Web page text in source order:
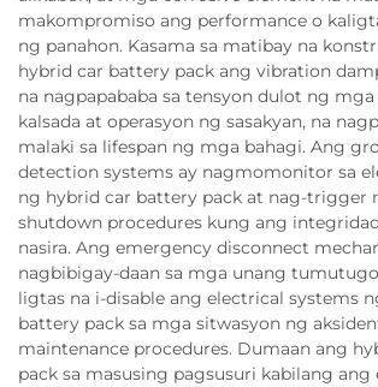
makompromiso ang performance o
ng panahon. Kasama sa matibay na
hybrid car battery pack ang vibration
na nagpapababa sa tensyon dulot ng
kalsada at operasyon ng sasakyan, na
malaki sa lifespan ng mga bahagi. Ang
detection systems ay nagmomonitor sa
ng hybrid car battery pack at nag-trigger
shutdown procedures kung ang
nasira. Ang emergency disconnect
nagbibigay-daan sa mga unang
ligtas na i-disable ang electrical systems
battery pack sa mga sitwasyon ng
maintenance procedures. Dumaan ang
pack sa masusing pagsusuri kabilang ang